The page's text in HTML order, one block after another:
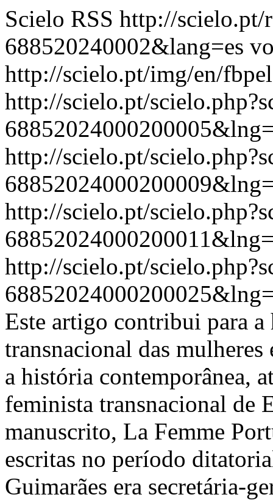
Scielo RSS http://scielo.pt/
688520240002&lang=es
http://scielo.pt/img/en/
http://scielo.pt/
http://scielo.pt/
http://scielo.pt/
http://scielo.pt/
Este artigo contribui para a
transnacional das
a história contemporânea,
feminista transnacional de
manuscrito, La Femme
escritas no período
Guimarães era secretária-